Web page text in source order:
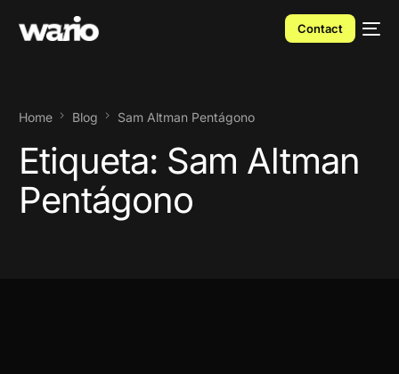
Contact
Home Blog Sam Altman Pentágono
Etiqueta: Sam Altman
Pentágono